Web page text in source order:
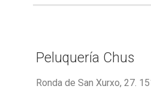
Peluquería Chus
Ronda de San Xurxo, 27.